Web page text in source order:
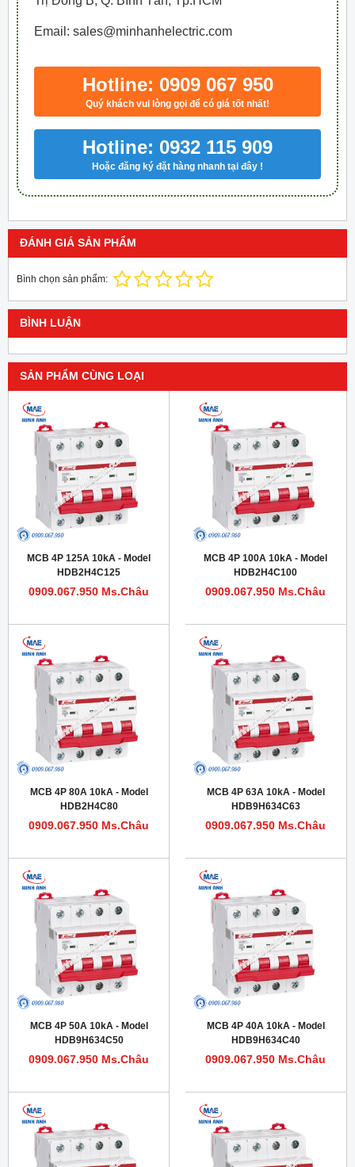
Email: sales@minhanhelectric.com
Hotline: 0909 067 950
Quý khách vui lòng gọi để có giá tốt nhất!
Hotline: 0932 115 909
Hoặc đăng ký đặt hàng nhanh tại đây !
ĐÁNH GIÁ SẢN PHẨM
Bình chọn sản phẩm:
BÌNH LUẬN
SẢN PHẨM CÙNG LOẠI
MCB 4P 125A 10kA - Model
HDB2H4C125
0909.067.950 Ms.Châu
MCB 4P 100A 10kA - Model
HDB2H4C100
0909.067.950 Ms.Châu
MCB 4P 80A 10kA - Model
HDB2H4C80
0909.067.950 Ms.Châu
MCB 4P 63A 10kA - Model
HDB9H634C63
0909.067.950 Ms.Châu
MCB 4P 50A 10kA - Model
HDB9H634C50
0909.067.950 Ms.Châu
MCB 4P 40A 10kA - Model
HDB9H634C40
0909.067.950 Ms.Châu